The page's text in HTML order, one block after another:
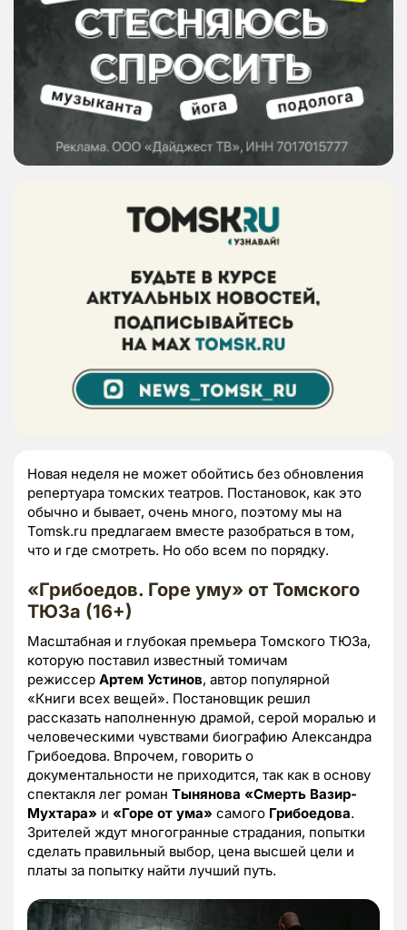
Новая неделя не может обойтись без обновления
репертуара томских театров. Постановок, как это
обычно и бывает, очень много, поэтому мы на
Tomsk.ru предлагаем вместе разобраться в том,
что и где смотреть. Но обо всем по порядку.
«Грибоедов. Горе уму» от Томского
ТЮЗа (16+)
Масштабная и глубокая премьера Томского ТЮЗа,
которую поставил известный томичам
режиссер Артем Устинов, автор популярной
«Книги всех вещей». Постановщик решил
рассказать наполненную драмой, серой моралью и
человеческими чувствами биографию Александра
Грибоедова. Впрочем, говорить о
документальности не приходится, так как в основу
спектакля лег роман Тынянова «Смерть Вазир-
Мухтара» и «Горе от ума» самого Грибоедова.
Зрителей ждут многогранные страдания, попытки
сделать правильный выбор, цена высшей цели и
платы за попытку найти лучший путь.